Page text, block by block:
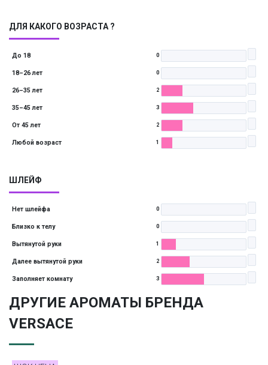
ДЛЯ КАКОГО ВОЗРАСТА ?
До 18 0
18–26 лет 0
26–35 лет 2
35–45 лет 3
От 45 лет 2
Любой возраст 1
ШЛЕЙФ
Нет шлейфа 0
Близко к телу 0
Вытянутой руки 1
Далее вытянутой руки 2
Заполняет комнату 3
ДРУГИЕ АРОМАТЫ БРЕНДА
VERSACE